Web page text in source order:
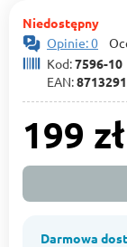
Niedostępny
Opinie: 0
Kod:7596-10
EAN:
199 zł
Darmowa